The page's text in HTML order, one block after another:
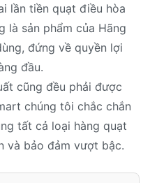
lần tiền quạt điều hòa
là sản phẩm của Hãng
đứng về quyền lợi
đầu.
cũng đều phải được
chúng tôi chắc chắn
tất cả loại hàng quạt
và bảo đảm vượt bậc.